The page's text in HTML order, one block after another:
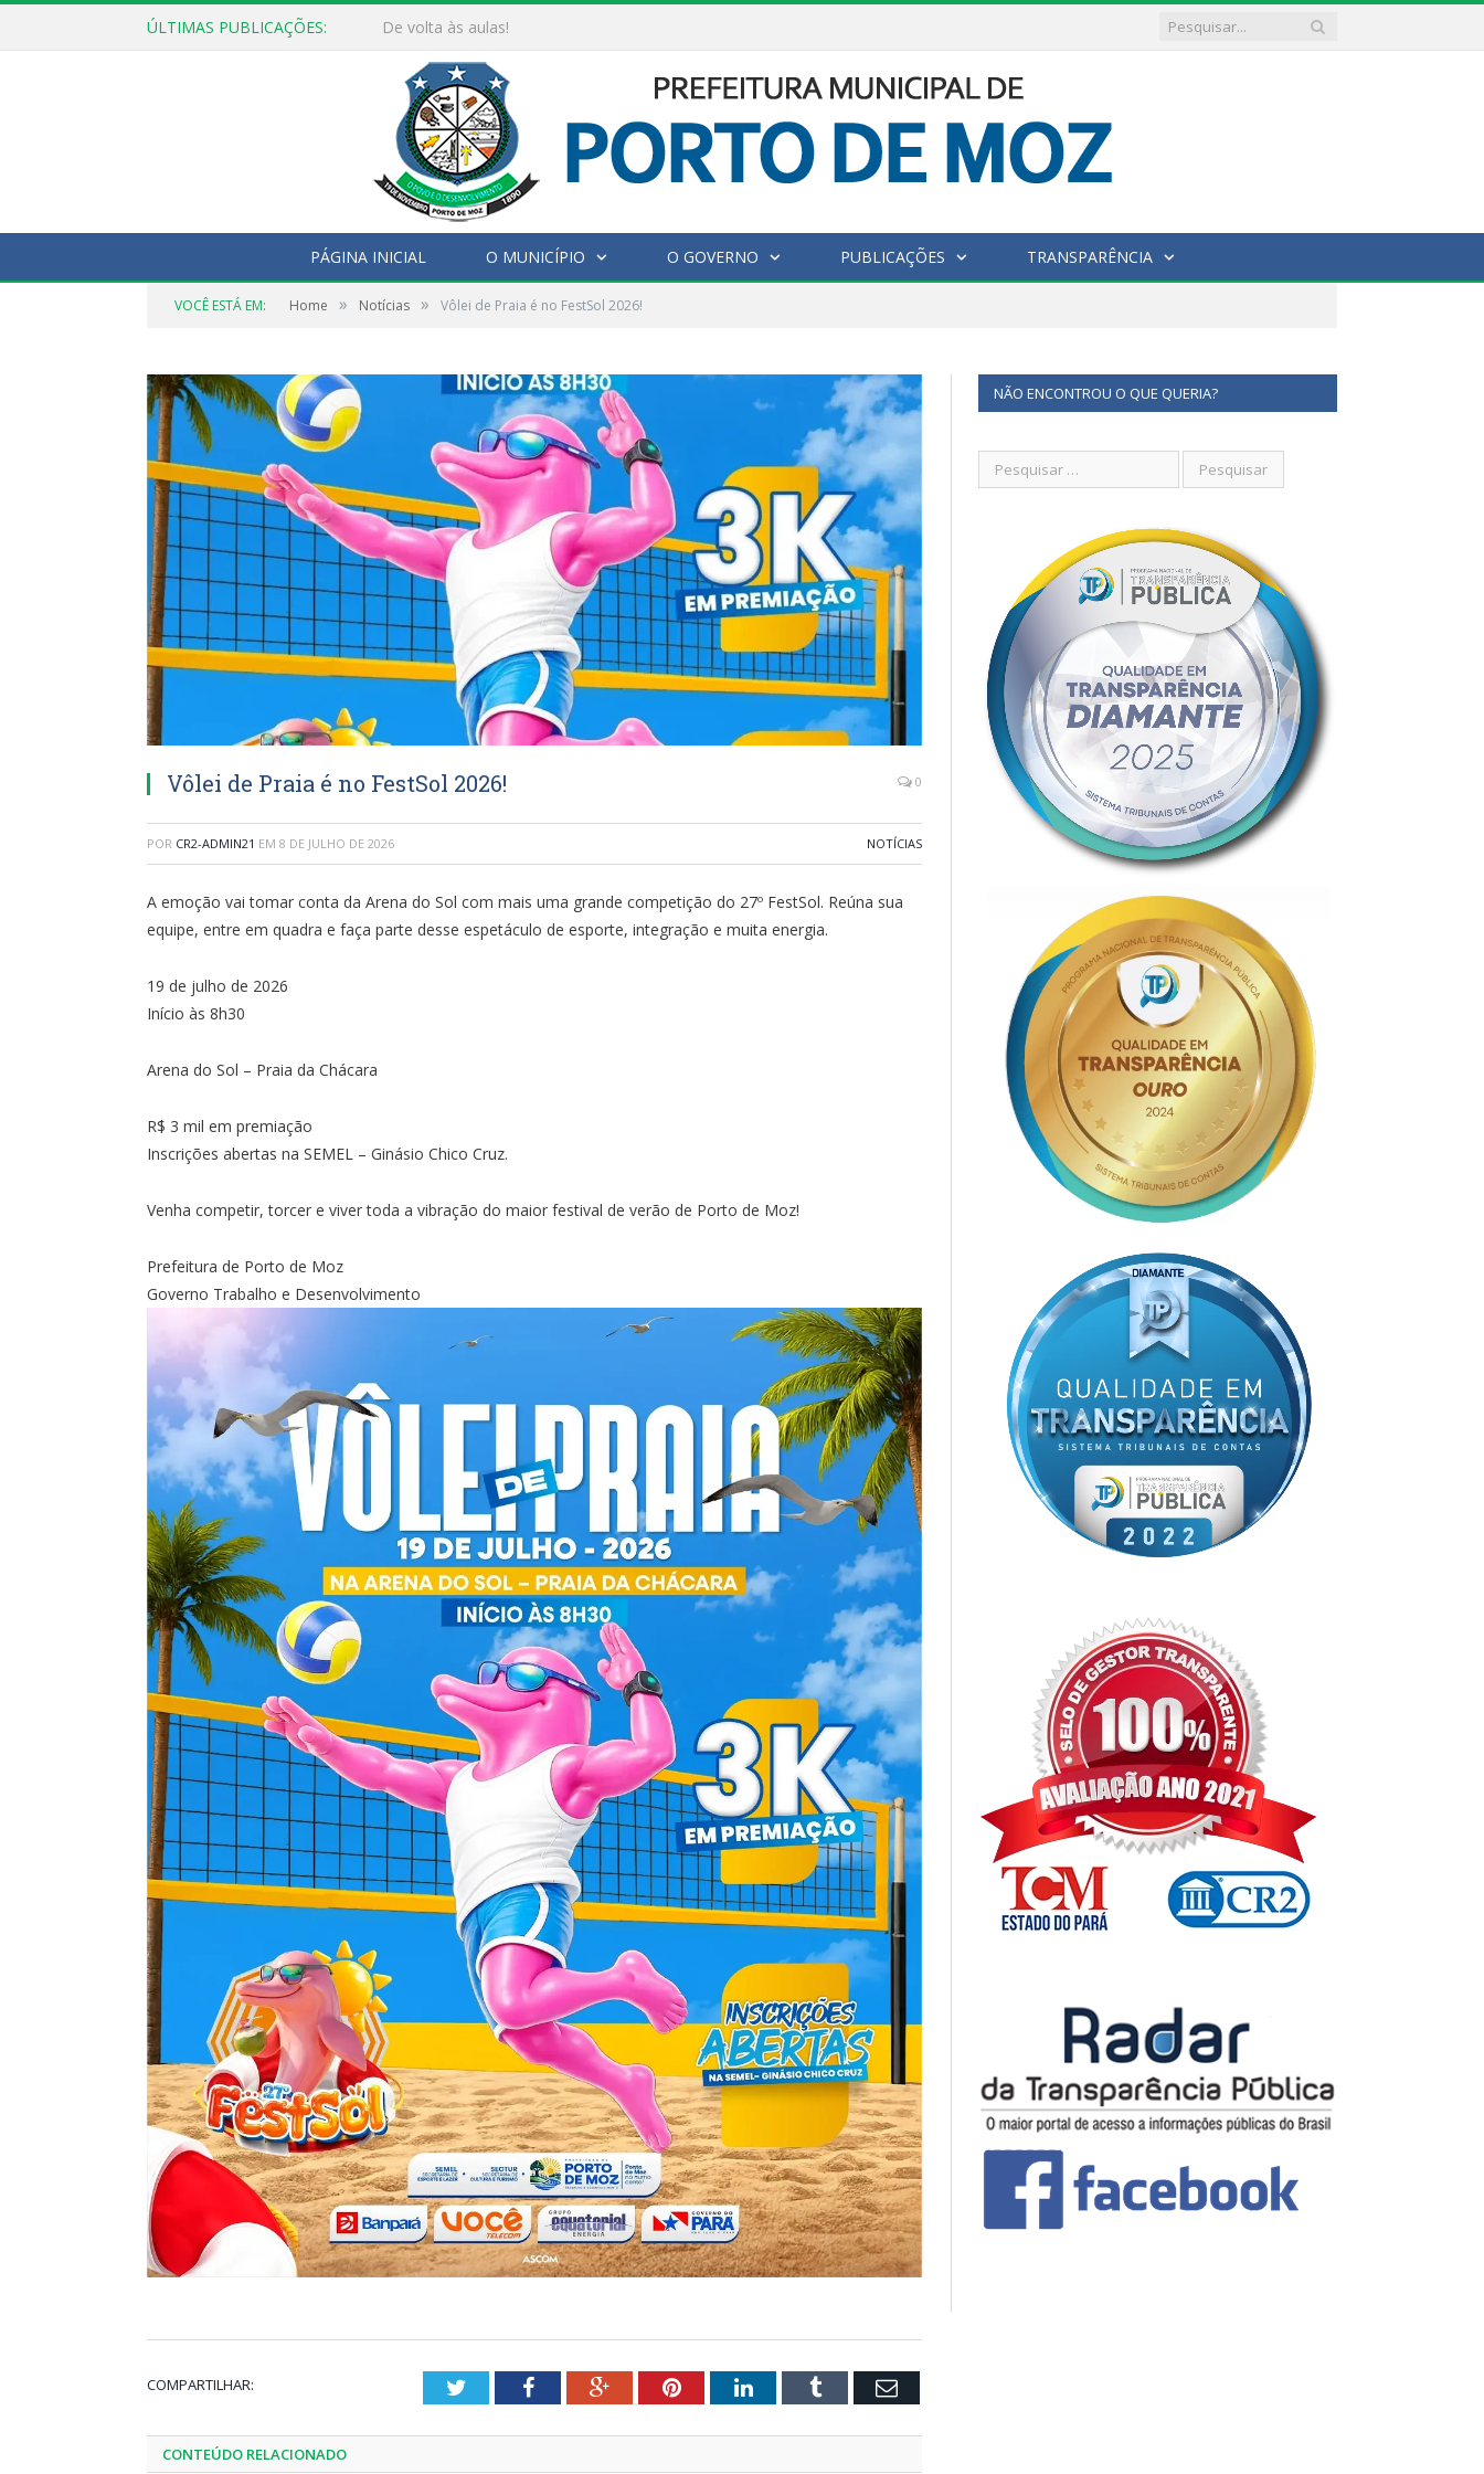
ÚLTIMAS PUBLICAÇÕES: De volta às aulas!
PÁGINA INICIAL O MUNICÍPIO O GOVERNO PUBLICAÇÕES TRANSPARÊNCIA
VOCÊ ESTÁ EM: Home » Notícias » Vôlei de Praia é no FestSol 2026!
Vôlei de Praia é no FestSol 2026! 0
POR CR2-ADMIN21 EM 8 DE JULHO DE 2026 NOTÍCIAS
A emoção vai tomar conta da Arena do Sol com mais uma grande competição do 27º FestSol. Reúna sua
equipe, entre em quadra e faça parte desse espetáculo de esporte, integração e muita energia.
19 de julho de 2026
Início às 8h30
Arena do Sol – Praia da Chácara
R$ 3 mil em premiação
Inscrições abertas na SEMEL – Ginásio Chico Cruz.
Venha competir, torcer e viver toda a vibração do maior festival de verão de Porto de Moz!
Prefeitura de Porto de Moz
Governo Trabalho e Desenvolvimento
COMPARTILHAR: TwitterFacebookGoogle+PinterestLinkedInTumblr Email
CONTEÚDO RELACIONADO
NÃO ENCONTROU O QUE QUERIA?